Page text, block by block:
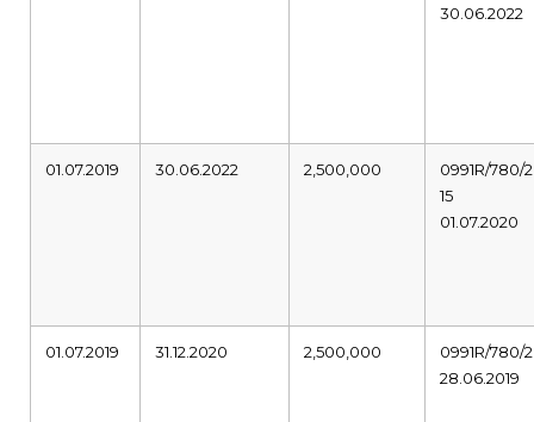
30.06.2022
01.07.2019 30.06.2022 2,500,000
0991R/780/
15
01.07.2020
01.07.2019 31.12.2020 2,500,000
0991R/780/
28.06.2019